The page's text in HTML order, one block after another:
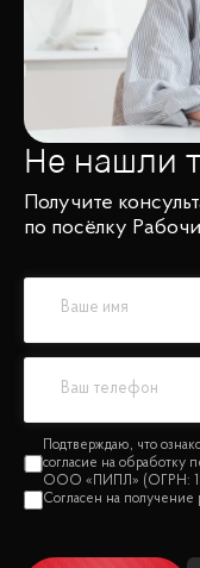
Не нашли
Получите
по посёлку